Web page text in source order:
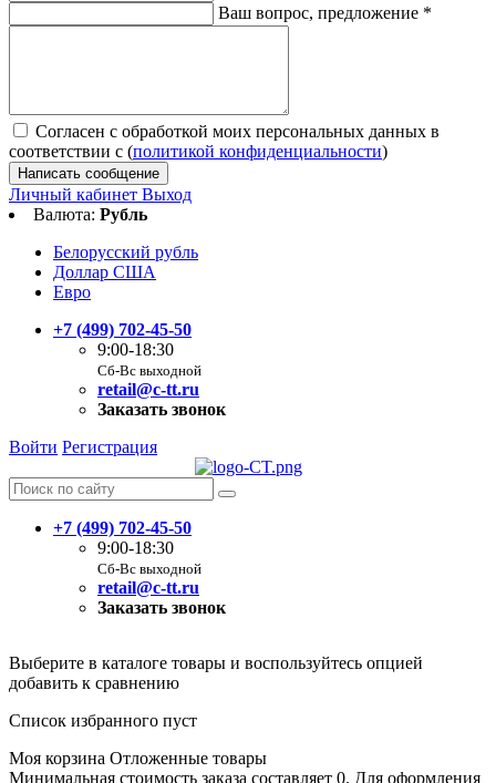
Ваш вопрос, предложение *
Согласен с обработкой моих персональных данных в
соответствии с (политикой конфиденциальности)
Написать сообщение
Личный кабинет Выход
Валюта: Рубль
Белорусский рубль
Доллар США
Евро
+7 (499) 702-45-50
9:00-18:30
Сб-Вс выходной
retail@c-tt.ru
Заказать звонок
Войти Регистрация
+7 (499) 702-45-50
9:00-18:30
Сб-Вс выходной
retail@c-tt.ru
Заказать звонок
Выберите в каталоге товары и воспользуйтесь опцией
добавить к сравнению
Список избранного пуст
Моя корзина Отложенные товары
Минимальная стоимость заказа составляет 0. Для оформления